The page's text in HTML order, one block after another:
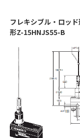
フレキシブル・ロッド
形Z-15HNJS55-B